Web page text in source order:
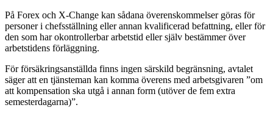
På Forex och X-Change kan sådana överenskommelser göras för
personer i chefsställning eller annan kvalificerad befattning, eller för
den som har okontrollerbar arbetstid eller själv bestämmer över
arbetstidens förläggning.
För försäkringsanställda finns ingen särskild begränsning, avtalet
säger att en tjänsteman kan komma överens med arbetsgivaren ”om
att kompensation ska utgå i annan form (utöver de fem extra
semesterdagarna)”.